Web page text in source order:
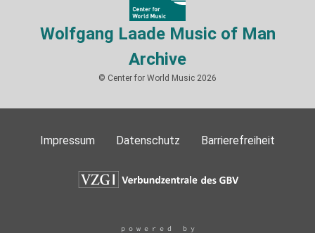
Wolfgang Laade Music of Man
Archive
© Center for World Music 2026
Impressum Datenschutz Barrierefreiheit